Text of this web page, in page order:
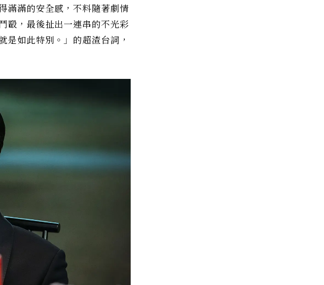
滿滿的安全感，不料隨著劇情
毆，最後扯出一連串的不光彩
是如此特別。」的超渣台詞，